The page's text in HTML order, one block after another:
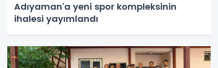
Adıyaman'a yeni spor kompleksinin
ihalesi yayımlandı